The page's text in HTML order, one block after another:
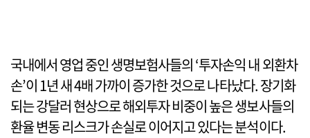
국내에서 영업 중인 생명보험사들의 ‘투자손익 내 외환차
손’이 1년 새 4배 가까이 증가한 것으로 나타났다. 장기화
되는 강달러 현상으로 해외투자 비중이 높은 생보사들의
환율 변동 리스크가 손실로 이어지고 있다는 분석이다.